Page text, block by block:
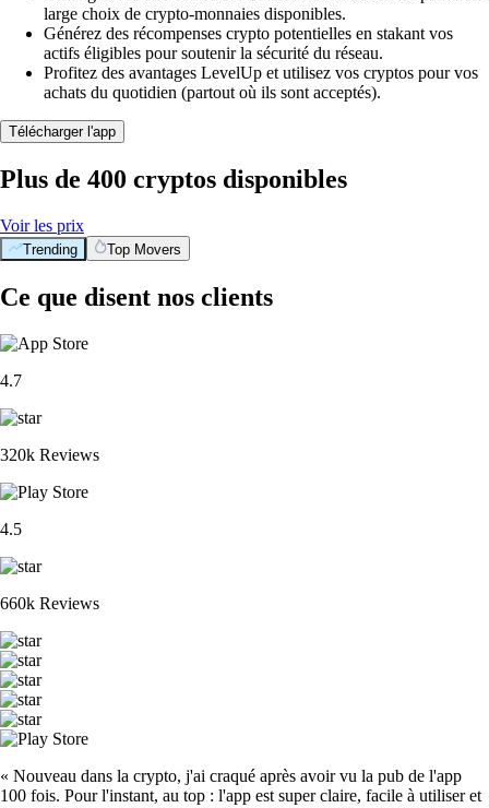
large choix de crypto-monnaies disponibles.
Générez des récompenses crypto potentielles en stakant vos
actifs éligibles pour soutenir la sécurité du réseau.
Profitez des avantages LevelUp et utilisez vos cryptos pour vos
achats du quotidien (partout où ils sont acceptés).
Télécharger l'app
Plus de 400 cryptos disponibles
Voir les prix
Trending Top Movers
Ce que disent nos clients
4.7
320k Reviews
4.5
660k Reviews
« Nouveau dans la crypto, j'ai craqué après avoir vu la pub de l'app
100 fois. Pour l'instant, au top : l'app est super claire, facile à utiliser et